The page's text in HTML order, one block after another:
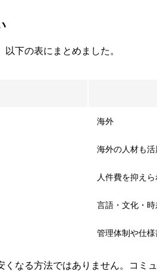
下の表にまとめました。
海外
海外の人材も活
人件費を抑え
言語・文化・
管理体制や仕
なる方法ではありません。コミ